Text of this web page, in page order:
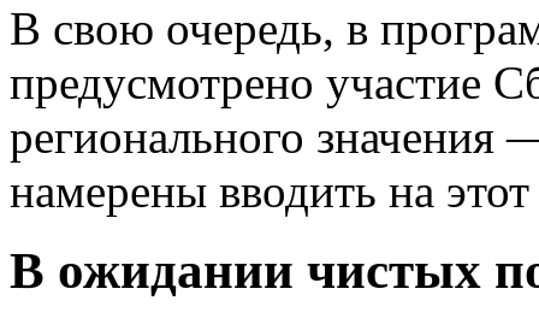
В свою очередь, в
предусмотрено участие
регионального значения
намерены вводить на
В ожидании чистых